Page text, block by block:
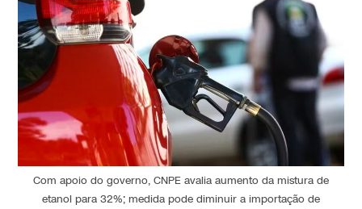
Com apoio do governo, CNPE avalia aumento da mistura de
etanol para 32%; medida pode diminuir a importação de